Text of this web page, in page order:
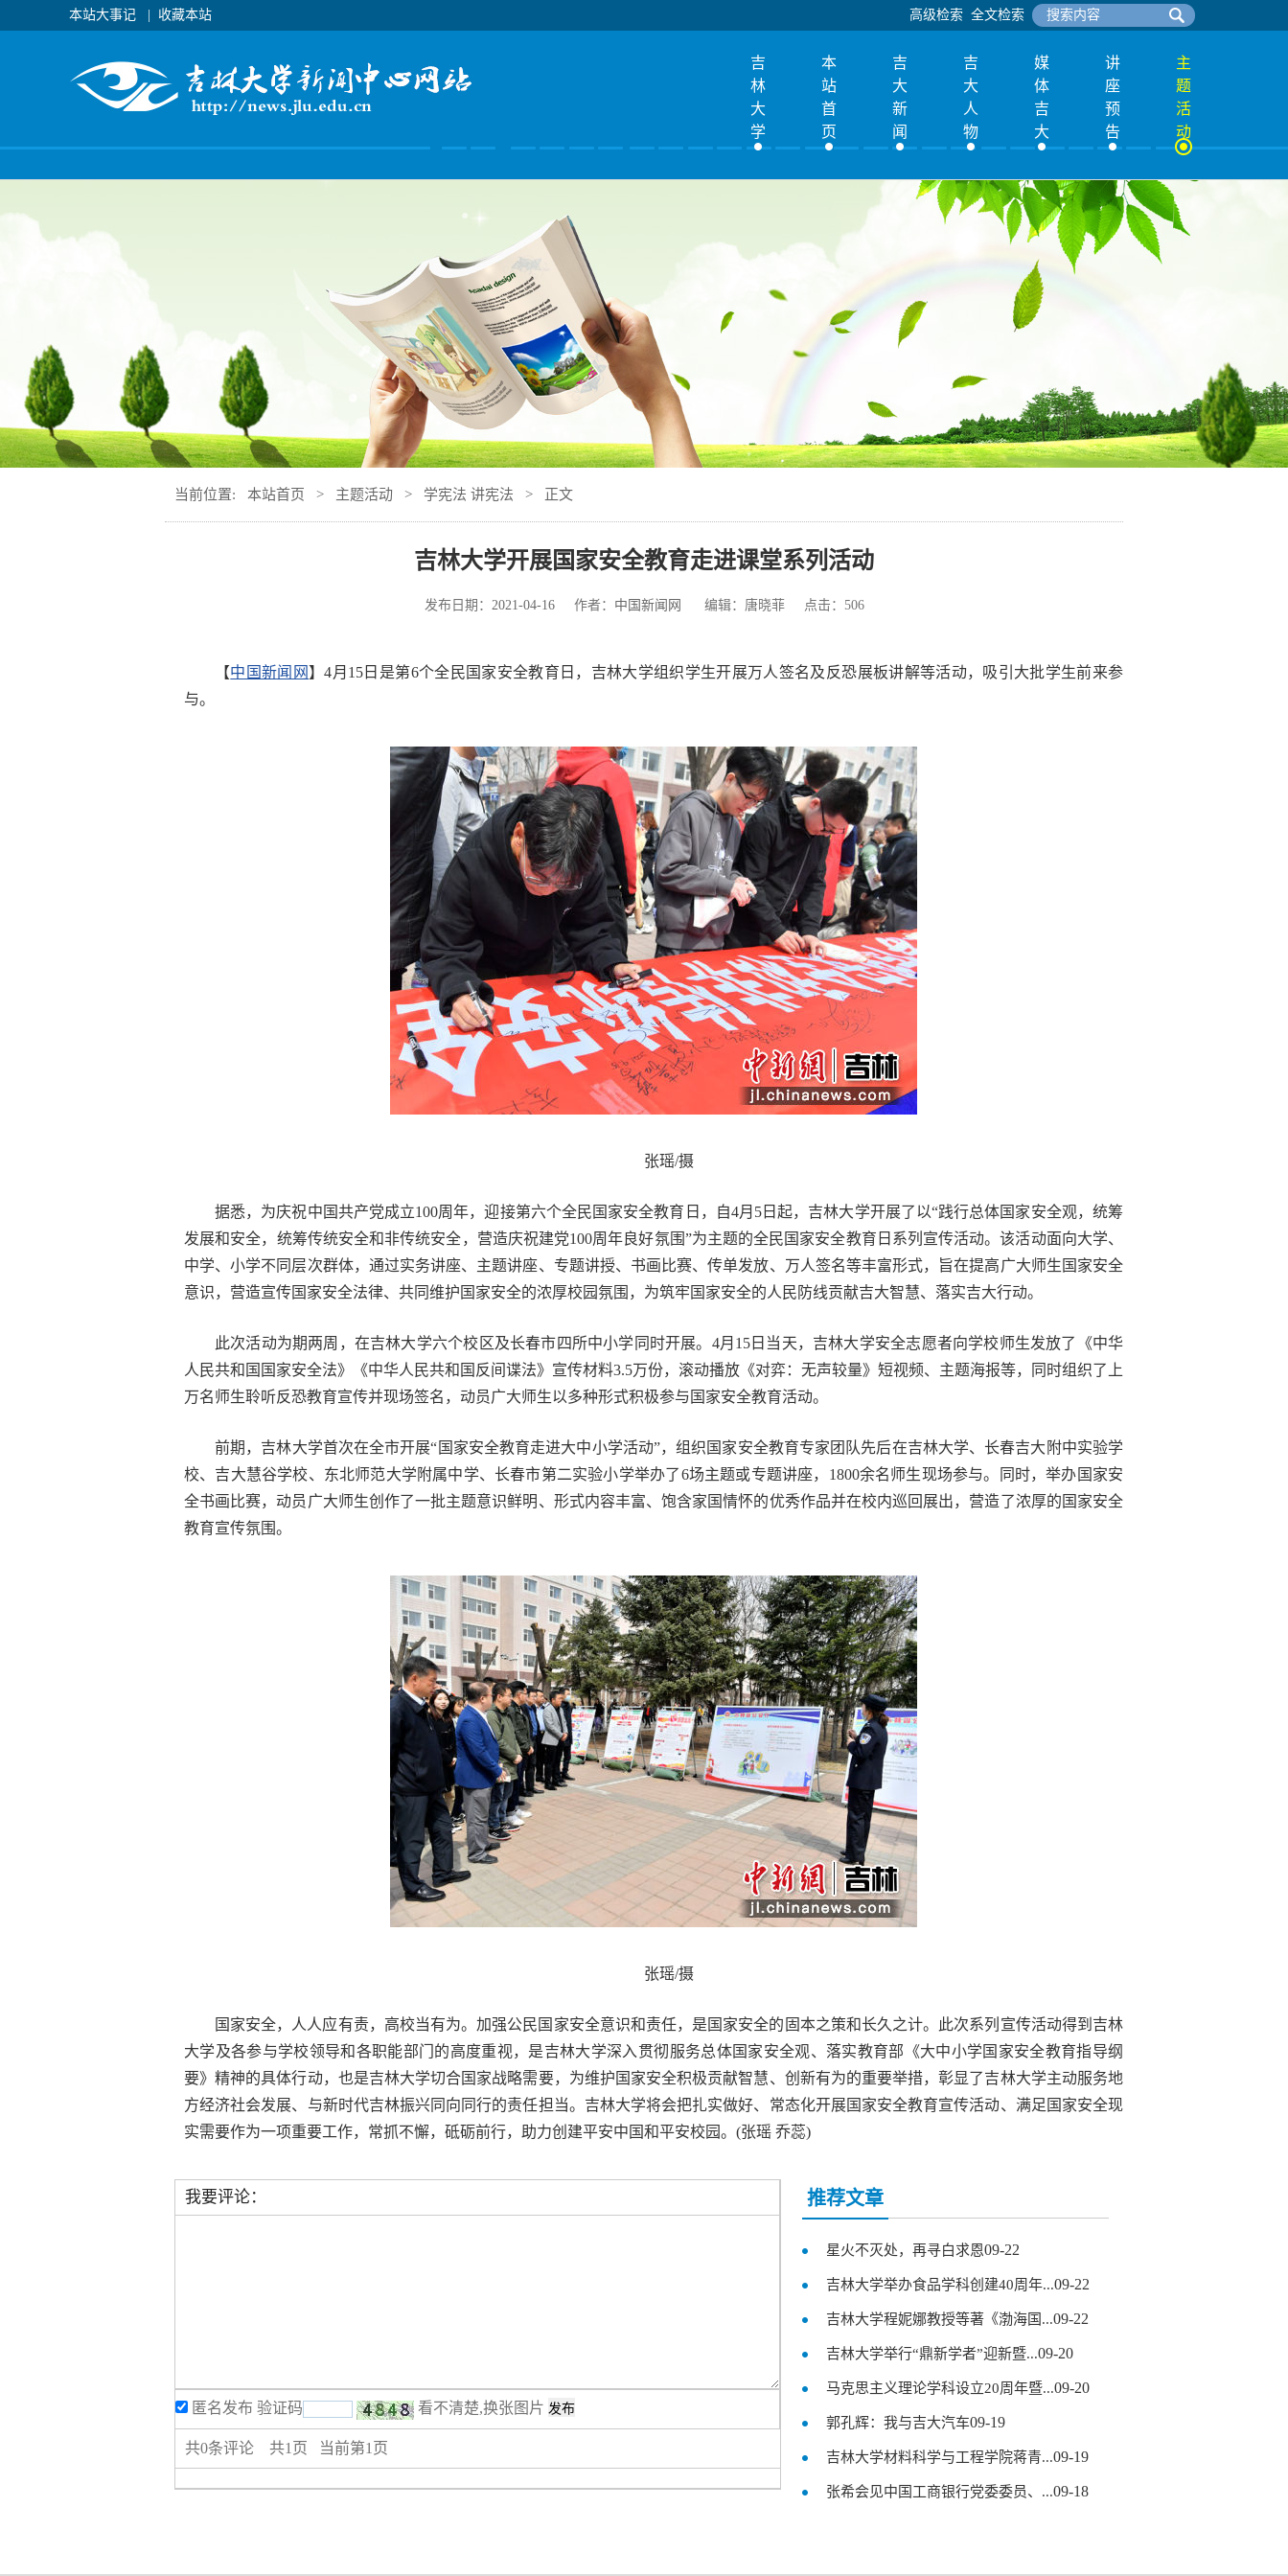
本站大事记 收藏本站 高级检索 全文检索
吉
林
大
学
本
站
首
页
吉
大
新
闻
吉
大
人
物
媒
体
吉
大
讲
座
预
告
主
题
活
动
当前位置: 本站首页 > 主题活动 > 学宪法 讲宪法 > 正文
吉林大学开展国家安全教育走进课堂系列活动
发布日期： 2021-04-16作者： 中国新闻网 编辑：唐晓菲 点击： 506
【中国新闻网 】4月15日是第6个全民国家安全教育日，吉林大学组织学生开展万人签名及反恐展板讲解等活动，吸引大批学生前来参
与。
张瑶/摄
据悉，为庆祝中国共产党成立100周年，迎接第六个全民国家安全教育日，自4月5日起，吉林大学开展了以“践行总体国家安全观，统筹
发展和安全，统筹传统安全和非传统安全，营造庆祝建党100周年良好氛围”为主题的全民国家安全教育日系列宣传活动。该活动面向大学、
中学、小学不同层次群体，通过实务讲座、主题讲座、专题讲授、书画比赛、传单发放、万人签名等丰富形式，旨在提高广大师生国家安全
意识，营造宣传国家安全法律、共同维护国家安全的浓厚校园氛围，为筑牢国家安全的人民防线贡献吉大智慧、落实吉大行动。
此次活动为期两周，在吉林大学六个校区及长春市四所中小学同时开展。4月15日当天，吉林大学安全志愿者向学校师生发放了《中华
人民共和国国家安全法》《中华人民共和国反间谍法》宣传材料3.5万份，滚动播放《对弈：无声较量》短视频、主题海报等，同时组织了上
万名师生聆听反恐教育宣传并现场签名，动员广大师生以多种形式积极参与国家安全教育活动。
前期，吉林大学首次在全市开展“国家安全教育走进大中小学活动”，组织国家安全教育专家团队先后在吉林大学、长春吉大附中实验学
校、吉大慧谷学校、东北师范大学附属中学、长春市第二实验小学举办了6场主题或专题讲座，1800余名师生现场参与。同时，举办国家安
全书画比赛，动员广大师生创作了一批主题意识鲜明、形式内容丰富、饱含家国情怀的优秀作品并在校内巡回展出，营造了浓厚的国家安全
教育宣传氛围。
张瑶/摄
国家安全，人人应有责，高校当有为。加强公民国家安全意识和责任，是国家安全的固本之策和长久之计。此次系列宣传活动得到吉林
大学及各参与学校领导和各职能部门的高度重视，是吉林大学深入贯彻服务总体国家安全观、落实教育部《大中小学国家安全教育指导纲
要》精神的具体行动，也是吉林大学切合国家战略需要，为维护国家安全积极贡献智慧、创新有为的重要举措，彰显了吉林大学主动服务地
方经济社会发展、与新时代吉林振兴同向同行的责任担当。吉林大学将会把扎实做好、常态化开展国家安全教育宣传活动、满足国家安全现
实需要作为一项重要工作，常抓不懈，砥砺前行，助力创建平安中国和平安校园。(张瑶 乔蕊)
我要评论：
匿名发布 验证码 看不清楚,换张图片
共0条评论 共1 页 当前第1 页
推荐文章
星火不灭处，再寻白求恩09-22
吉林大学举办食品学科创建40周年...09-22
吉林大学程妮娜教授等著《渤海国...09-22
吉林大学举行“鼎新学者”迎新暨...09-20
马克思主义理论学科设立20周年暨...09-20
郭孔辉：我与吉大汽车09-19
吉林大学材料科学与工程学院蒋青...09-19
张希会见中国工商银行党委委员、...09-18